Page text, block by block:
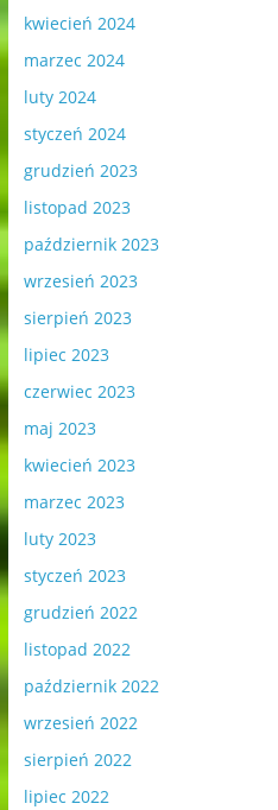
kwiecień 2024
marzec 2024
luty 2024
styczeń 2024
grudzień 2023
listopad 2023
październik 2023
wrzesień 2023
sierpień 2023
lipiec 2023
czerwiec 2023
maj 2023
kwiecień 2023
marzec 2023
luty 2023
styczeń 2023
grudzień 2022
listopad 2022
październik 2022
wrzesień 2022
sierpień 2022
lipiec 2022